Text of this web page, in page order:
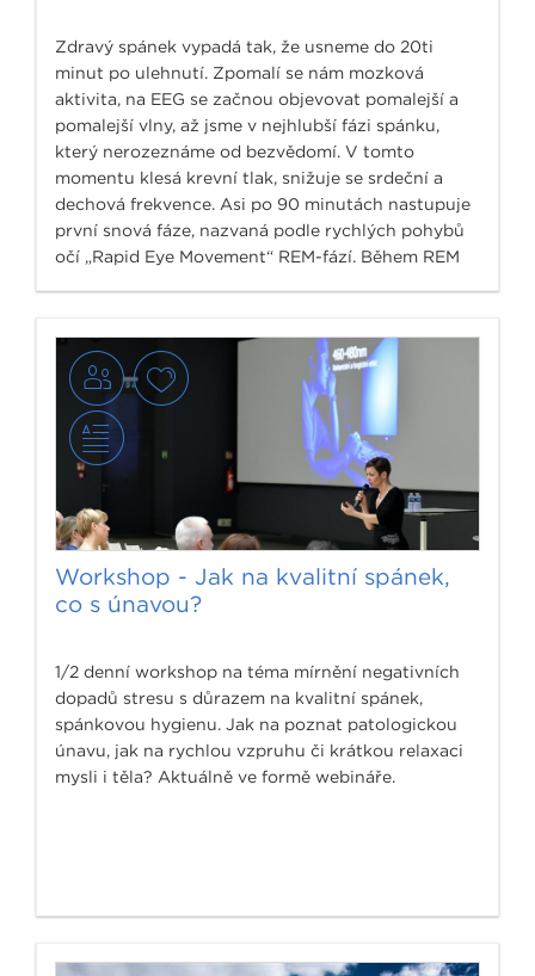
Zdravý spánek vypadá tak, že usneme do 20ti
minut po ulehnutí. Zpomalí se nám mozková
aktivita, na EEG se začnou objevovat pomalejší a
pomalejší vlny, až jsme v nejhlubší fázi spánku,
který nerozeznáme od bezvědomí. V tomto
momentu klesá krevní tlak, snižuje se srdeční a
dechová frekvence. Asi po 90 minutách nastupuje
první snová fáze, nazvaná podle rychlých pohybů
očí „Rapid Eye Movement“ REM-fází. Během REM
nenarušitelnost spánku.
Workshop - Jak na kvalitní spánek,
co s únavou?
1/2 denní workshop na téma mírnění negativních
dopadů stresu s důrazem na kvalitní spánek,
spánkovou hygienu. Jak na poznat patologickou
únavu, jak na rychlou vzpruhu či krátkou relaxaci
mysli i těla? Aktuálně ve formě webináře.